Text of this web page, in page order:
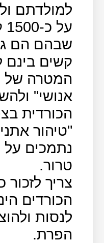
למולדתם
שבהם הם
קשים בינם
המטרה של
אנושי"
הכורדית
"טיהור
נתמכים על
טרור.
צריך
הכורדים
לנסות
הפרת.